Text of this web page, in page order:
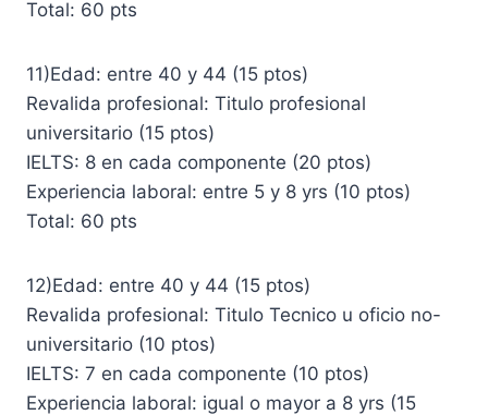
Total: 60 pts
11)Edad: entre 40 y 44 (15 ptos)
Revalida profesional: Titulo profesional
universitario (15 ptos)
IELTS: 8 en cada componente (20 ptos)
Experiencia laboral: entre 5 y 8 yrs (10 ptos)
Total: 60 pts
12)Edad: entre 40 y 44 (15 ptos)
Revalida profesional: Titulo Tecnico u oficio no-
universitario (10 ptos)
IELTS: 7 en cada componente (10 ptos)
Experiencia laboral: igual o mayor a 8 yrs (15